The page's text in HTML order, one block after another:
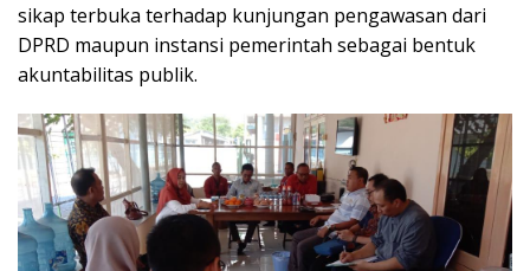
sikap terbuka terhadap kunjungan pengawasan dari
DPRD maupun instansi pemerintah sebagai bentuk
akuntabilitas publik.